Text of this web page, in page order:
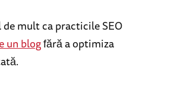
mult ca practicile SEO
un blogfără a optimiza